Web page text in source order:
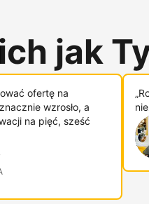
jak
ofertę na
wzrosło, a
na pięć, sześć